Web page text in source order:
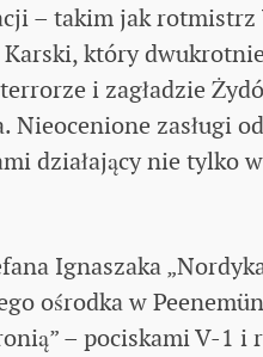
– takim jak rotmistrz
który
i zagładzie
zasługi
działający nie tylko
Ignaszaka
ośrodka w
– pociskami V-1